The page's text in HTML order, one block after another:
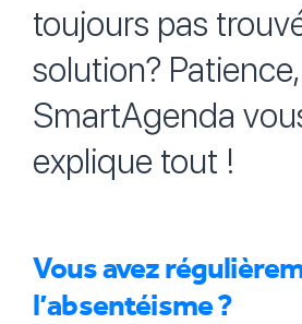
toujours pas
solution? Patience,
SmartAgenda
explique tout !
Vous avez
l’absentéisme ?